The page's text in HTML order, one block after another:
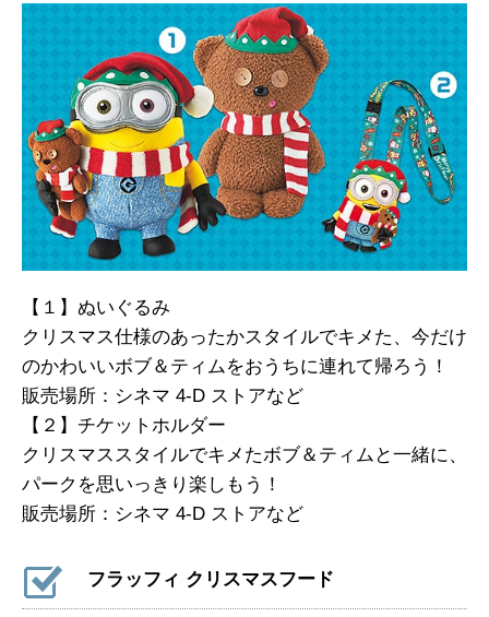
【１】ぬいぐるみ
クリスマス仕様のあったかスタイルでキメた、今だけ
のかわいいボブ＆ティムをおうちに連れて帰ろう！
販売場所：シネマ 4-D ストアなど
【２】チケットホルダー
クリスマススタイルでキメたボブ＆ティムと一緒に、
パークを思いっきり楽しもう！
販売場所：シネマ 4-D ストアなど
フラッフィ クリスマスフード